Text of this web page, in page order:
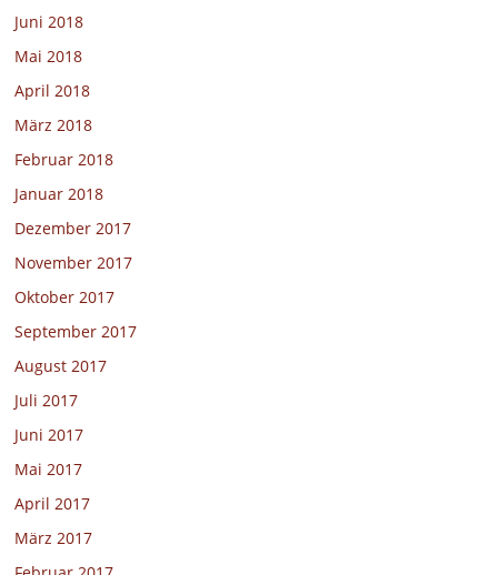
Juni 2018
Mai 2018
April 2018
März 2018
Februar 2018
Januar 2018
Dezember 2017
November 2017
Oktober 2017
September 2017
August 2017
Juli 2017
Juni 2017
Mai 2017
April 2017
März 2017